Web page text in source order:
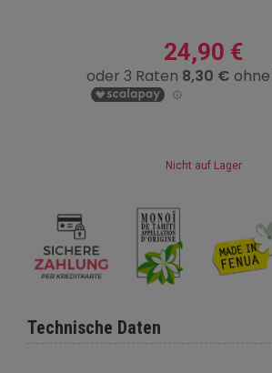
24,90 €
Nicht auf Lager
Technische Daten